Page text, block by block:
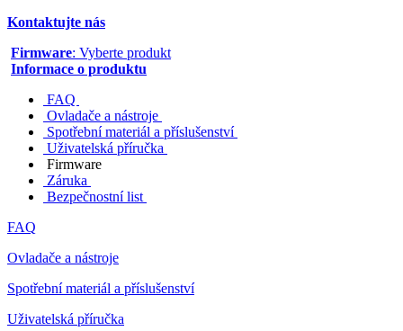
Kontaktujte nás
Firmware: Vyberte produkt
Informace o produktu
FAQ
Ovladače a nástroje
Spotřební materiál a příslušenství
Uživatelská příručka
Firmware
Záruka
Bezpečnostní list
FAQ
Ovladače a nástroje
Spotřební materiál a příslušenství
Uživatelská příručka